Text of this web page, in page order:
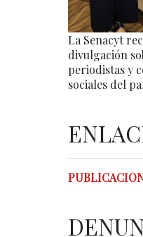
La Senacyt
divulgación
periodistas y
sociales del